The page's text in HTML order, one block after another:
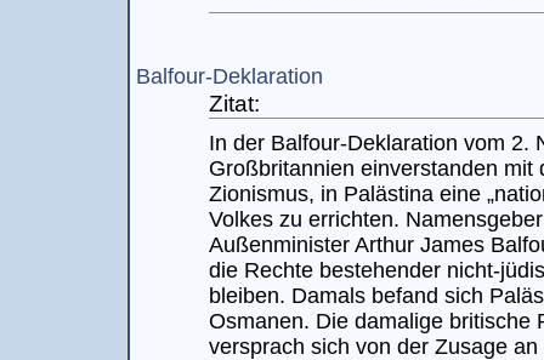
Balfour-Deklaration
Zitat:
In der Balfour-Deklaration vom 2.
Großbritannien einverstanden
Zionismus, in Palästina eine
Volkes zu errichten.
Außenminister Arthur James
die Rechte bestehender nicht-
bleiben. Damals befand sich
Osmanen. Die damalige britische
versprach sich von der Zusage